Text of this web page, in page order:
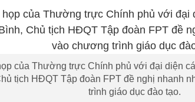
của Thường trực Chính phủ với đại diện
tịch HĐQT Tập đoàn FPT đề nghị nhanh
trình giáo dục đào tạo.